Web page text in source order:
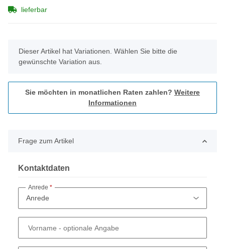
lieferbar
x
Dieser Artikel hat Variationen. Wählen Sie bitte die
gewünschte Variation aus.
Sie möchten in monatlichen Raten zahlen? Weitere
Informationen
Frage zum Artikel
Kontaktdaten
Anrede
Vorname - optionale Angabe